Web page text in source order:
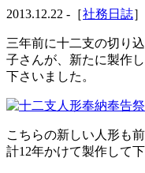
ご相談
八甲田山神社
海葬
古墳型合葬
奉祝記念事業
お問い合わせ
2013.12.22 -［社務日誌］
三年前に十二支の切り
子さんが、新たに製作
下さいました。
こちらの新しい人形も
計12年かけて製作して